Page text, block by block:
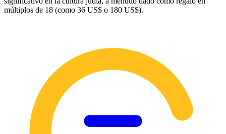
múltiplos de 18 (como 36 US$ o 180 US$).